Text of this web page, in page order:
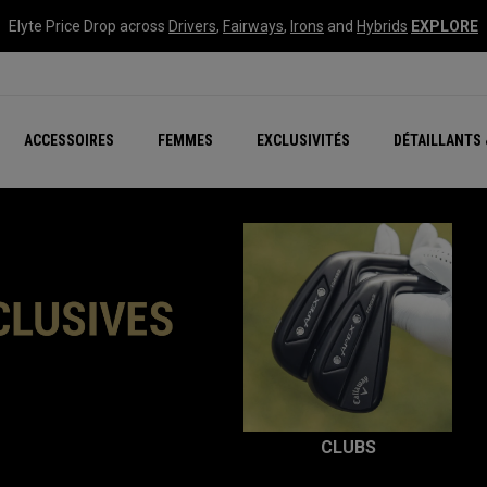
Elyte Price Drop across Drivers, Fairways, Irons and Hybrids EXPLORE
ACCESSOIRES FEMMES EXCLUSIVITÉS
Nouvelle série –
Famille Chrome Soft
Chrome Tour : Majeur
New - REVA Complete
Online Selector Tools
CLUBS